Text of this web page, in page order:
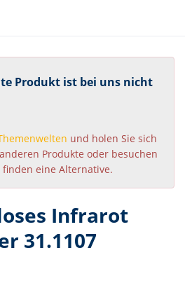
Produkt ist bei uns nicht
und holen Sie sich
Produkte oder besuchen
finden eine Alternative.
Infrarot
31.1107